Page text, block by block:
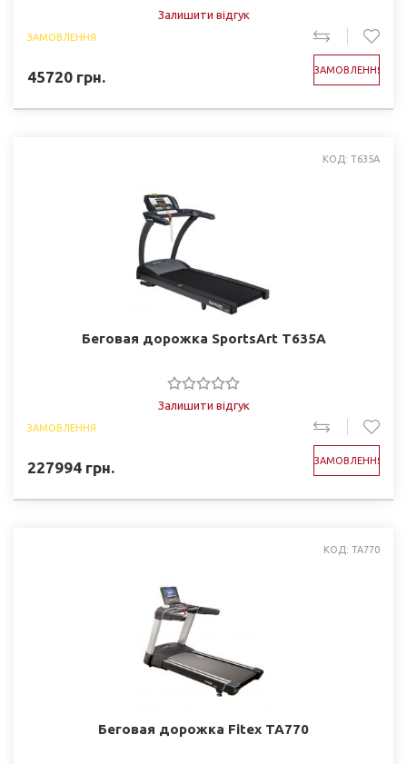
Залишити відгук
ЗАМОВЛЕННЯ
45720 грн. ЗАМОВЛЕННЯ
КОД: T635A
Беговая дорожка SportsArt T635A
Залишити відгук
ЗАМОВЛЕННЯ
227994 грн. ЗАМОВЛЕННЯ
КОД: TA770
Беговая дорожка Fitex TA770